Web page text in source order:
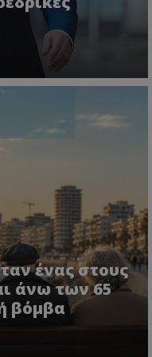
ένας στους
άνω των 65
βόμβα
YouTube